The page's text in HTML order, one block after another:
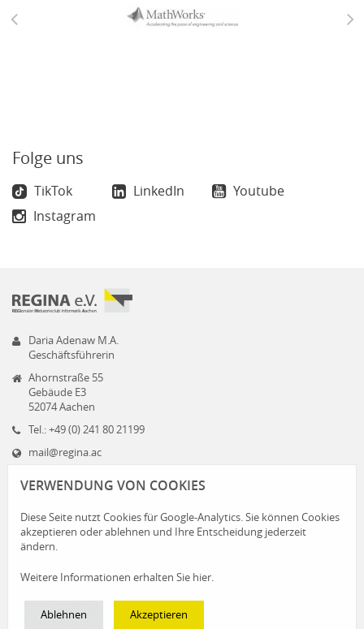
Folge uns
TikTok LinkedIn
Youtube
Instagram
Daria Adenaw M.A.
Geschäftsführerin
Ahornstraße 55
Gebäude E3
52074 Aachen
Tel.: +49 (0) 241 80 21199
mail@regina.ac
VERWENDUNG VON COOKIES
Diese Seite nutzt Cookies für Google-Analytics. Sie können Cookies
akzeptieren oder ablehnen und Ihre Entscheidung jederzeit
ändern.
Weitere Informationen erhalten Sie hier.
Ablehnen Akzeptieren